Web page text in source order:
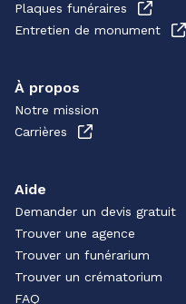
Plaques funéraires
Entretien de monument
À propos
Notre mission
Carrières
Aide
Demander un devis gratuit
Trouver une agence
Trouver un funérarium
Trouver un crématorium
FAQ